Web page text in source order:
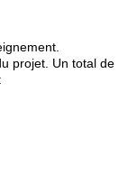
t.
projet. Un total de